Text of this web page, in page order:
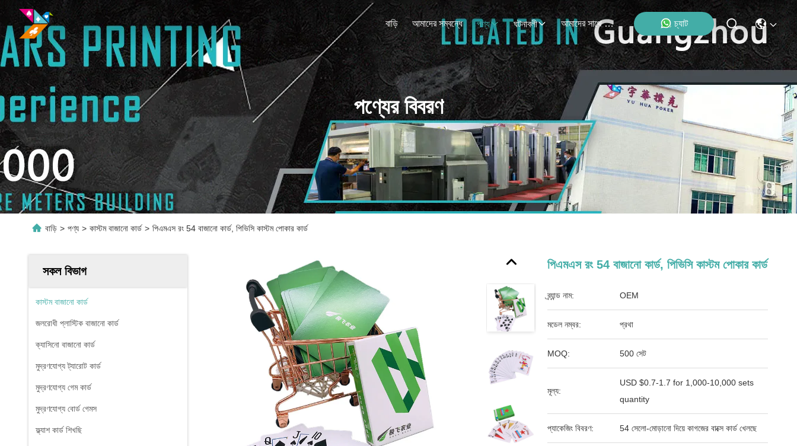
বাড়ি আমাদের সম্বন্ধে পণ্য ঘটনাবলী আমাদের সাথে যোগাযোগ চ্যাট
পণ্যের বিবরণ
বাড়ি > পণ্য > কাস্টম বাজানো কার্ড > পিএমএস রং 54 বাজানো কার্ড, পিভিসি কাস্টম পোকার কার্ড
সকল বিভাগ
কাস্টম বাজানো কার্ড
জলরোধী প্লাস্টিক বাজানো কার্ড
ক্যাসিনো বাজানো কার্ড
মুদ্রণযোগ্য ট্যারোট কার্ড
মুদ্রণযোগ্য গেম কার্ড
মুদ্রণযোগ্য বোর্ড গেমস
ফ্ল্যাশ কার্ড শিখছি
পিএমএস রং 54 বাজানো কার্ড, পিভিসি কাস্টম পোকার কার্ড
ব্র্যান্ড নাম: OEM
মডেল নম্বর: প্রথা
MOQ: 500 সেট
মূল্য:
USD $0.7-1.7 for 1,000-10,000 sets
quantity
প্যাকেজিং বিবরণ: 54 সেলো-মোড়ানো দিয়ে কাগজের বাক্সে কার্ড খেলছে